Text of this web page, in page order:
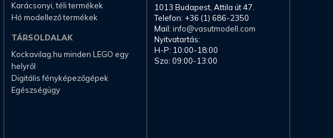
Karácsonyi, téli termékek
Hó modellező termékek
TÁRSOLDALAK
Kockavilag.hu minden LEGO egy
helyről
Digitális fényképezőgépek
Egészségügy
1013 Budapest, Attila út 47.
Telefon: +36 (1) 686-2350
Mail: info@vasutmodell.com
Nyitvatartás:
H-P: 10:00-18:00
Szo: 09:00-13:00